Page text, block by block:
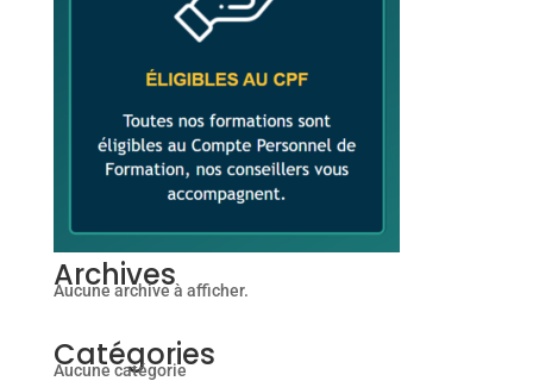
Archives
Aucune archive à afficher.
Catégories
Aucune catégorie